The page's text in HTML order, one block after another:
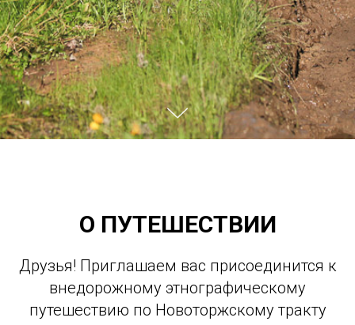
О ПУТЕШЕСТВИИ
Друзья! Приглашаем вас присоединится к
внедорожному этнографическому
путешествию по Новоторжскому тракту